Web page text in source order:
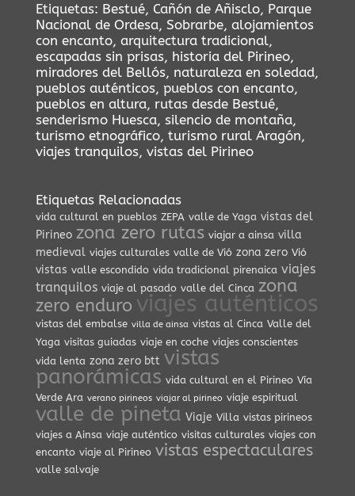
Etiquetas: Bestué, Cañón de Añisclo, Parque
Nacional de Ordesa, Sobrarbe, alojamientos
con encanto, arquitectura tradicional,
escapadas sin prisas, historia del Pirineo,
miradores del Bellós, naturaleza en soledad,
pueblos auténticos, pueblos con encanto,
pueblos en altura, rutas desde Bestué,
senderismo Huesca, silencio de montaña,
turismo etnográfico, turismo rural Aragón,
viajes tranquilos, vistas del Pirineo
Etiquetas Relacionadas
vida cultural en pueblos ZEPA valle de Yaga vistas del
Pirineo zona zero rutas viajar a ainsa villa
medieval viajes culturales valle de Vió zona zero Vió
vistas valle escondido vida tradicional pirenaica viajes
tranquilos viaje al pasado valle del Cinca zona
zero enduro viajes auténticos
vistas del embalse villa de ainsa vistas al Cinca Valle del
Yaga visitas guiadas viaje en coche viajes conscientes
vida lenta zona zero btt vistas
panorámicas vida cultural en el Pirineo Vía
Verde Ara verano pirineos viajar al pirineo viaje espiritual
valle de pineta Viaje Villa vistas pirineos
viajes a Ainsa viaje auténtico visitas culturales viajes con
encanto viaje al Pirineo vistas espectaculares
valle salvaje